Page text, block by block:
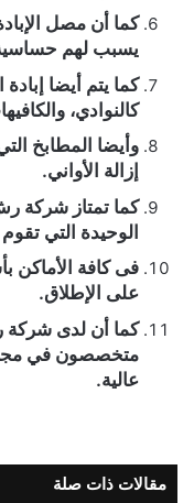
كما أن مصل
يسبب لهم
كما يتم أيضا
كالنوادي،
وأيضا المطابخ
إزالة الأواني.
كما تمتاز شركة
الوحيدة التي
فى كافة الأماكن
على الإطلاق.
كما أن لدى شركة
متخصصون في
عالية.
مقالات ذات صلة